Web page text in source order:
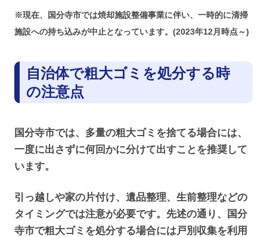
※現在、国分寺市では焼却施設整備事業に伴い、一時的に清掃
施設への持ち込みが中止となっています。(2023年12月時点～)
自治体で粗大ゴミを処分する時
の注意点
国分寺市では、多量の粗大ゴミを捨てる場合には、
一度に出さずに何回かに分けて出すことを推奨して
います。
引っ越しや家の片付け、遺品整理、生前整理などの
タイミングでは注意が必要です。先述の通り、国分
寺市で粗大ゴミを処分する場合には戸別収集を利用